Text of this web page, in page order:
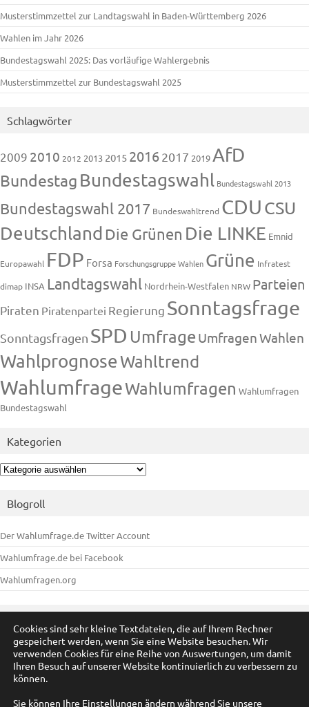
Musterstimmzettel zur Landtagswahl in Baden-Württemberg 2026
Wahlen im Jahr 2026
Bundestagswahl 2025: Das vorläufige Wahlergebnis
Musterstimmzettel zur Bundestagswahl 2025
Schlagwörter
2009 2010 2012 2013 2015 20162017 2019AfD
Bundestag Bundestagswahl Bundestagswahl 2013
Bundestagswahl 2017 Bundeswahltrend CDUCSU
Deutschland Die Grünen Die LINKE Emnid
Europawahl FDP Forsa Forschungsgruppe Wahlen Grüne Infratest
dimap INSA Landtagswahl Nordrhein-Westfalen NRW Parteien
Piraten Piratenpartei Regierung Sonntagsfrage
Sonntagsfragen SPD Umfrage UmfragenWahlen
WahlprognoseWahltrend
WahlumfrageWahlumfragen Wahlumfragen
Bundestagswahl
Kategorien
Kategorien
Blogroll
Der Wahlumfrage.de Twitter Account
Wahlumfrage.de bei Facebook
Wahlumfragen.org
Anmelden
Eintrags-Feed
Cookies sind sehr kleine Textdateien, die auf Ihrem Rechner
gespeichert werden, wenn Sie eine Website besuchen. Wir
verwenden Cookies für eine Reihe von Auswertungen, um damit
Ihren Besuch auf unserer Website kontinuierlich zu verbessern zu
können.
Sie können Ihre Einstellungen ändern während Sie unsere